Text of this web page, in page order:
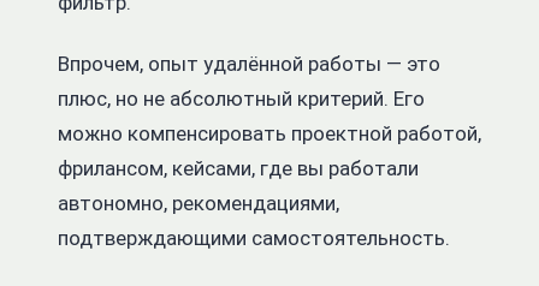
Впрочем, опыт удалённой работы — это
плюс, но не абсолютный критерий. Его
можно компенсировать проектной работой,
фрилансом, кейсами, где вы работали
автономно, рекомендациями,
подтверждающими самостоятельность.